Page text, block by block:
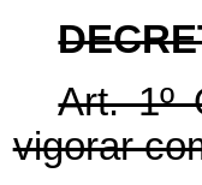
Art.
vigorar